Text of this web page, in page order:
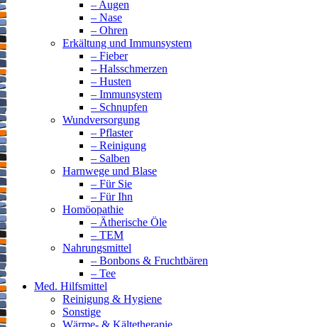
– Augen
– Nase
– Ohren
Erkältung und Immunsystem
– Fieber
– Halsschmerzen
– Husten
– Immunsystem
– Schnupfen
Wundversorgung
– Pflaster
– Reinigung
– Salben
Harnwege und Blase
– Für Sie
– Für Ihn
Homöopathie
– Ätherische Öle
– TEM
Nahrungsmittel
– Bonbons & Fruchtbären
– Tee
Med. Hilfsmittel
Reinigung & Hygiene
Sonstige
Wärme- & Kältetherapie